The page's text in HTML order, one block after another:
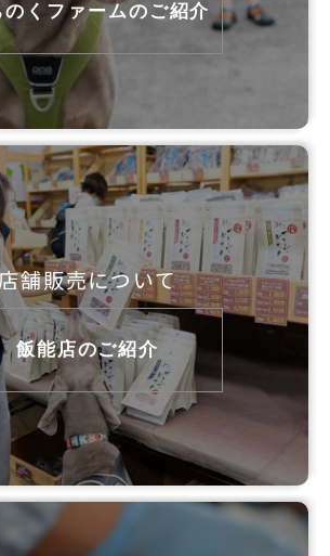
のくファームのご紹介
舗販売について
飯能店のご紹介